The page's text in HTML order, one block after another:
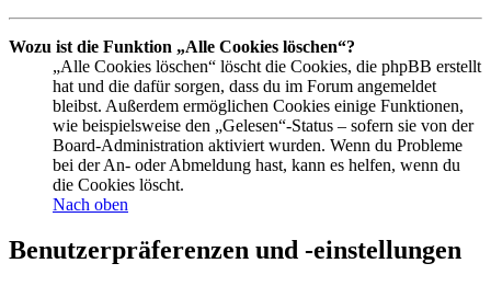
Wozu ist die Funktion „Alle Cookies löschen“?
„Alle Cookies löschen“ löscht die Cookies, die phpBB erstellt
hat und die dafür sorgen, dass du im Forum angemeldet
bleibst. Außerdem ermöglichen Cookies einige Funktionen,
wie beispielsweise den „Gelesen“-Status – sofern sie von der
Board-Administration aktiviert wurden. Wenn du Probleme
bei der An- oder Abmeldung hast, kann es helfen, wenn du
die Cookies löscht.
Nach oben
Benutzerpräferenzen und -einstellungen